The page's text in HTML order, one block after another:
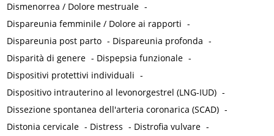
Dismenorrea / Dolore mestruale -
Dispareunia femminile / Dolore ai rapporti -
Dispareunia post parto - Dispareunia profonda -
Disparità di genere - Dispepsia funzionale -
Dispositivi protettivi individuali -
Dispositivo intrauterino al levonorgestrel (LNG-IUD) -
Dissezione spontanea dell'arteria coronarica (SCAD) -
Distonia cervicale - Distress - Distrofia vulvare -